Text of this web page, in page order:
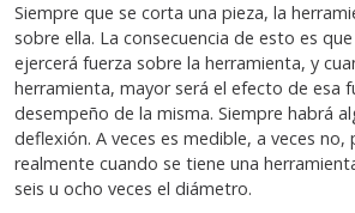
Siempre que se corta una pieza, la
sobre ella. La consecuencia de esto es
ejercerá fuerza sobre la herramienta, y
herramienta, mayor será el efecto de esa
desempeño de la misma. Siempre habrá
deflexión. A veces es medible, a veces no,
realmente cuando se tiene una
seis u ocho veces el diámetro.